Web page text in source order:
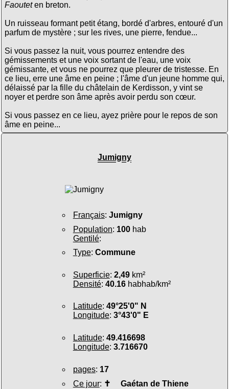
Faouteten breton.
Un ruisseau formant petit étang, bordé d'arbres, entouré d'un
parfum de mystère ; sur les rives, une pierre, fendue...
Si vous passez la nuit, vous pourrez entendre des
gémissements et une voix sortant de l'eau, une voix
gémissante, et vous ne pourrez que pleurer de tristesse. En
ce lieu, erre une âme en peine ; l'âme d'un jeune homme qui,
délaissé par la fille du châtelain de Kerdisson, y vint se
noyer et perdre son âme après avoir perdu son cœur.
Si vous passez en ce lieu, ayez prière pour le repos de son
âme en peine...
Jumigny
Français: Jumigny
Population: 100hab
Gentilé:
Type: Commune
Superficie: 2,49km²
Densité: 40.16habhab/km²
Latitude: 49°25'0" N
Longitude: 3°43'0" E
Latitude: 49.416698
Longitude: 3.716670
pages: 17
Ce jour: ✝ Gaétan de Thiene